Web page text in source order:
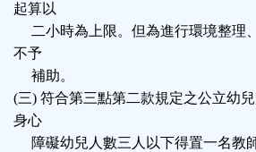
起算以
二小時為上限。但為進行環境整理
不予
補助。
(三) 符合第三點第二款規定之公立幼
身心
障礙幼兒人數三人以下得置一名教